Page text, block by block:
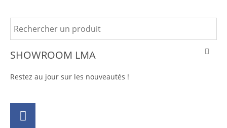
SHOWROOM LMA
Restez au jour sur les nouveautés !